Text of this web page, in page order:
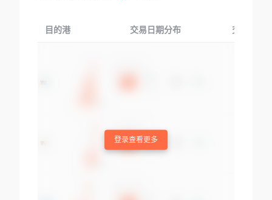
目的港 交易日期分布 交易产品
登录查看更多